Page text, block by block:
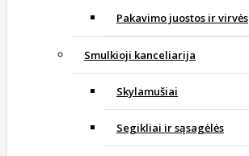
Pakavimo juostos ir virvės
Smulkioji kanceliarija
Skylamušiai
Segikliai ir sąsagėlės